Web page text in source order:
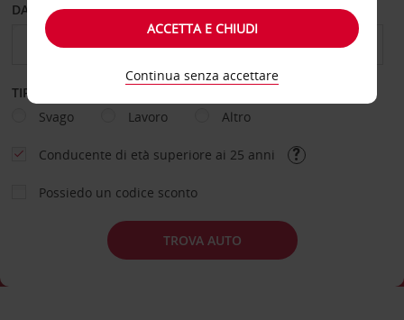
DAL GIORNO AL GIORNO
TIPOLOGIA DI NOLEGGIO
Svago
Lavoro Altro
Conducente di età superiore ai 25 anni
Possiedo un codice sconto
TROVA AUTO
ACCETTA E CHIUDI
Continua senza accettare